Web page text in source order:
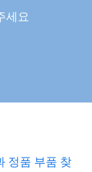
세요
정품 부품 찾